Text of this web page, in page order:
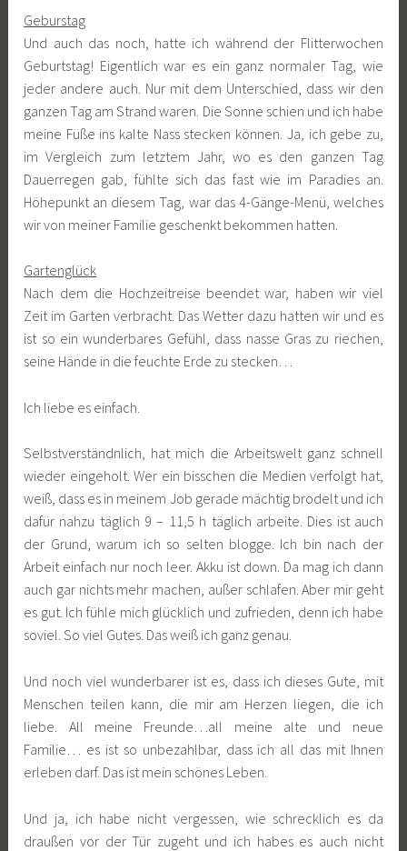
Geburstag
Und auch das noch, hatte ich während der Flitterwochen
Geburtstag! Eigentlich war es ein ganz normaler Tag, wie
jeder andere auch. Nur mit dem Unterschied, dass wir den
ganzen Tag am Strand waren. Die Sonne schien und ich habe
meine Füße ins kalte Nass stecken können. Ja, ich gebe zu,
im Vergleich zum letztem Jahr, wo es den ganzen Tag
Dauerregen gab, fühlte sich das fast wie im Paradies an.
Höhepunkt an diesem Tag, war das 4-Gänge-Menü, welches
wir von meiner Familie geschenkt bekommen hatten.
Gartenglück
Nach dem die Hochzeitreise beendet war, haben wir viel
Zeit im Garten verbracht. Das Wetter dazu hatten wir und es
ist so ein wunderbares Gefühl, dass nasse Gras zu riechen,
seine Hände in die feuchte Erde zu stecken…
Ich liebe es einfach.
Selbstverständnlich, hat mich die Arbeitswelt ganz schnell
wieder eingeholt. Wer ein bisschen die Medien verfolgt hat,
weiß, dass es in meinem Job gerade mächtig brodelt und ich
dafür nahzu täglich 9 – 11,5 h täglich arbeite. Dies ist auch
der Grund, warum ich so selten blogge. Ich bin nach der
Arbeit einfach nur noch leer. Akku ist down. Da mag ich dann
auch gar nichts mehr machen, außer schlafen. Aber mir geht
es gut. Ich fühle mich glücklich und zufrieden, denn ich habe
soviel. So viel Gutes. Das weiß ich ganz genau.
Und noch viel wunderbarer ist es, dass ich dieses Gute, mit
Menschen teilen kann, die mir am Herzen liegen, die ich
liebe. All meine Freunde…all meine alte und neue
Familie… es ist so unbezahlbar, dass ich all das mit Ihnen
erleben darf. Das ist mein schönes Leben.
Und ja, ich habe nicht vergessen, wie schrecklich es da
draußen vor der Tür zugeht und ich habes es auch nicht